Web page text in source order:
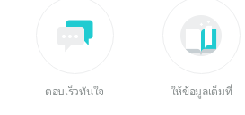
ตอบเร็วทันใจ ให้ข้อมูลเต็มที่